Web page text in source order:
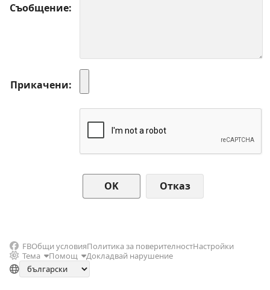
Съобщение
Прикачени
Отказ
FBОбщи условияПолитика за поверителностНастройки
Тема
Помощ Докладвай нарушение